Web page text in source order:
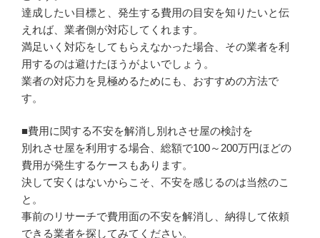
達成したい目標と、発生する費用の目安を知りたいと伝
えれば、業者側が対応してくれます。
満足いく対応をしてもらえなかった場合、その業者を利
用するのは避けたほうがよいでしょう。
業者の対応力を見極めるためにも、おすすめの方法で
す。
■費用に関する不安を解消し別れさせ屋の検討を
別れさせ屋を利用する場合、総額で100～200万円ほどの
費用が発生するケースもあります。
決して安くはないからこそ、不安を感じるのは当然のこ
と。
事前のリサーチで費用面の不安を解消し、納得して依頼
できる業者を探してみてください。